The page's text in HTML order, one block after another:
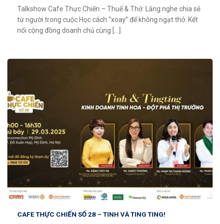
Talkshow Cafe Thực Chiến – Thuế & Thở: Lắng nghe chia sẻ
từ người trong cuộc Học cách “xoay” để không ngạt thở. Kết
nối cộng đồng doanh chủ cùng [...]
CAFE THỰC CHIẾN SỐ 28 – TINH VÀ TING TING!